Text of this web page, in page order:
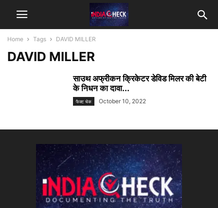
Home Tags DAVID MILLER
DAVID MILLER
साउथ अफ्रीकन क्रिकेटर डेविड मिलर की बेटी
के निधन का दावा...
फैक्ट चेक October 10, 2022